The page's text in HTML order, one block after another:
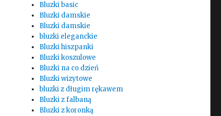
Bluzki basic
Bluzki damskie
Bluzki damskie
bluzki eleganckie
Bluzki hiszpanki
Bluzki koszulowe
Bluzki na co dzień
Bluzki wizytowe
bluzki z długim rękawem
Bluzki z falbaną
Bluzki z koronką